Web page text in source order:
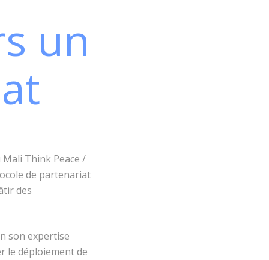
un
Mali Think Peace /
de partenariat
des
son expertise
le déploiement de